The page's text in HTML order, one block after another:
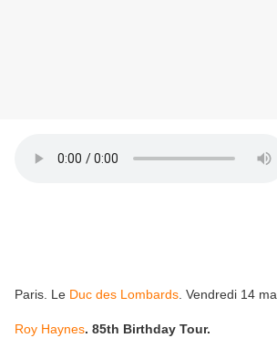
Paris. Le Duc des Lombards . Vendredi 14
Roy Haynes. 85th Birthday Tour.